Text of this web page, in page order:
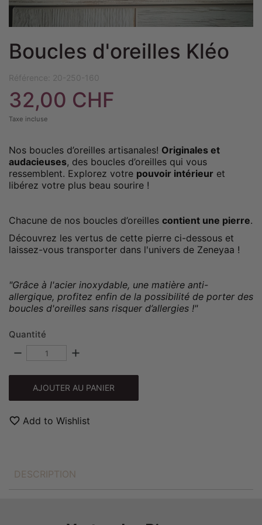
Boucles d'oreilles Kléo
Référence: 20-250-160
32,00 CHF
Taxe incluse
Nos boucles d’oreilles artisanales! Originales et
audacieuses, des boucles d’oreilles qui vous
ressemblent. Explorez votre pouvoir intérieur et
libérez votre plus beau sourire !
Chacune de nos boucles d’oreilles contient une pierre.
Découvrez les vertus de cette pierre ci-dessous et
laissez-vous transporter dans l'univers de Zeneyaa !
"Grâce à l'acier inoxydable, une matière anti-
allergique, profitez enfin de la possibilité de porter des
boucles d'oreilles sans risquer d’allergies !"
Quantité
remove add
AJOUTER AU PANIER
favorite_border Add to Wishlist
DESCRIPTION